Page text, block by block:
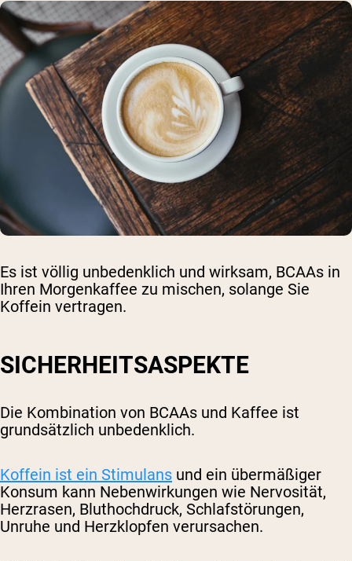
Es ist völlig unbedenklich und wirksam, BCAAs in
Ihren Morgenkaffee zu mischen, solange Sie
Koffein vertragen.
SICHERHEITSASPEKTE
Die Kombination von BCAAs und Kaffee ist
grundsätzlich unbedenklich.
Koffein ist ein Stimulans und ein übermäßiger
Konsum kann Nebenwirkungen wie Nervosität,
Herzrasen, Bluthochdruck, Schlafstörungen,
Unruhe und Herzklopfen verursachen.